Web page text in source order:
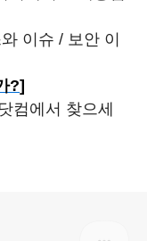
이슈 / 보안 이
?]
컴에서 찾으세